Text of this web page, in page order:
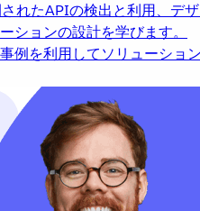
れたAPIの検出と利用、デ
ションの設計を学びます。
例を利用してソリューショ